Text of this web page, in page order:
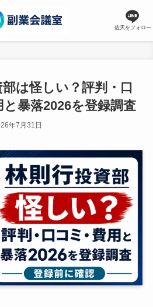
佐天をフォロー
は怪しい？評判・口
と暴落2026を登録調査
年7月31日